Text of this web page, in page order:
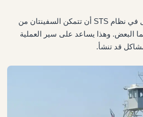
من المهم في عملية النقل في نظام STS أن تتمكن السفينتان من
البعض. وهذا يساعد على سير العملية
قد تنشأ.